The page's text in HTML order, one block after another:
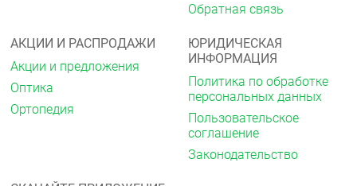
Обратная связь
АКЦИИ И РАСПРОДАЖИ
Акции и предложения
Оптика
Ортопедия
ЮРИДИЧЕСКАЯ
ИНФОРМАЦИЯ
Политика по обработке
персональных данных
Пользовательское
соглашение
Законодательство